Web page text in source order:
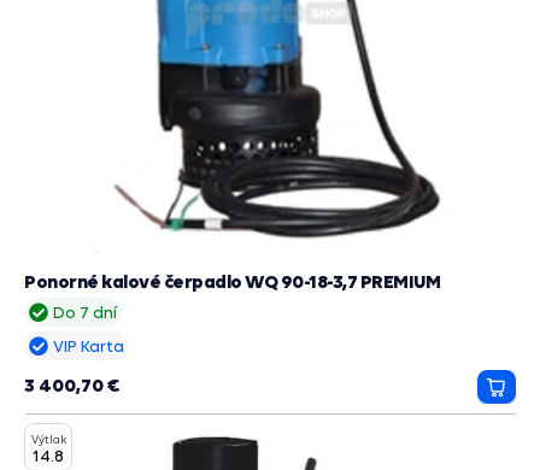
Do 7 dní
Ponorné kalové čerpadlo WQ 90-18-3,7 PREMIUM
VIP Karta
3 400,70 €
do
Výtlak
14.8